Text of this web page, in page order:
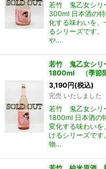
若竹 鬼乙女
300ml 日本酒の
化する味わいを、
るシリーズです
や…
若竹 鬼乙女シ
1800ml （季節限
3,190円(税込)
完売 いたしました
若竹 鬼乙女
1800ml 日本酒の
変化する味わい
けるシリーズで
物…